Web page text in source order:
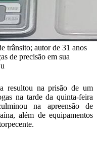
trânsito; autor de 31 anos
de precisão em sua
resultou na prisão de um
na tarde da quinta-feira
na apreensão de
além de equipamentos